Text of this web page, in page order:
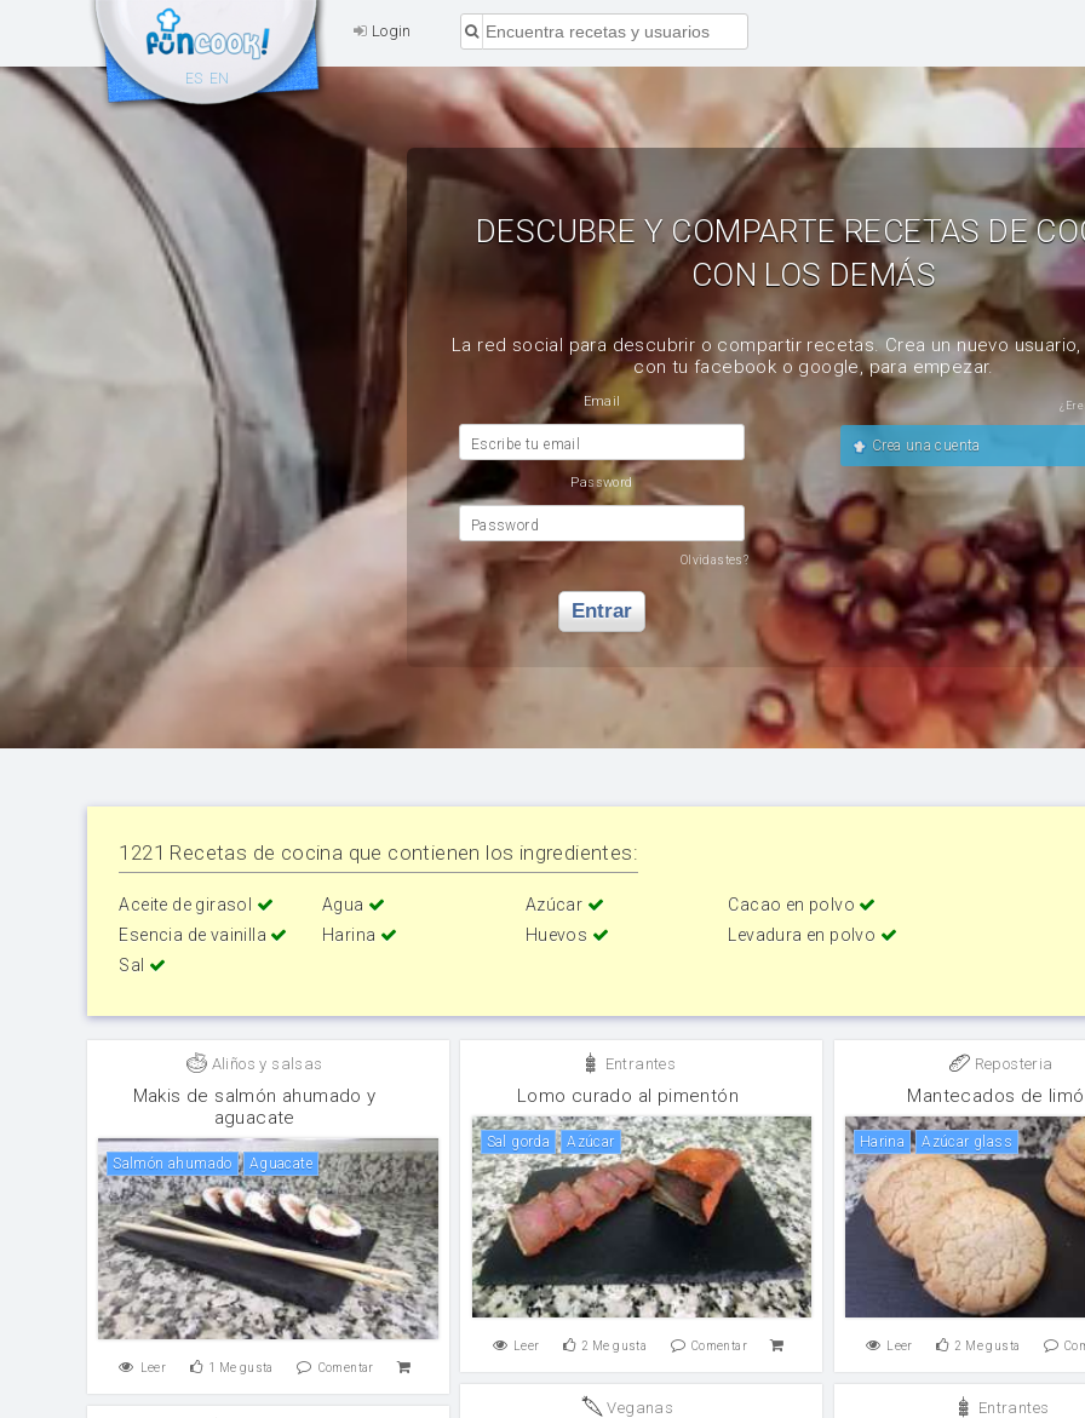
Login
ES EN
DESCUBRE Y COMPARTE RECETAS DE
CON LOS DEMÁS
La red social para descubrir o compartir recetas. Crea un nuevo
con tu facebook o google, para empezar.
Email
Escribe tu email
Password
Password
Olvidastes?
Entrar
Crea una cuenta
1221 Recetas de cocina que contienen los ingredientes:
Aceite de girasol Agua Azúcar
Cacao en polvo
Esencia de vainilla
Harina Huevos
Levadura en polvo
Sal
Aliños y salsas
Makis de salmón ahumado y
aguacate
Salmón ahumado Aguacate
Leer 1 Me gusta Comentar
Entrantes
Lomo curado al pimentón
sal gorda Azúcar
Leer 2 Me gusta Comentar
Reposteria
Mantecados de
harina Azúcar glass
Leer 2 Me gusta
Veganas Entrantes